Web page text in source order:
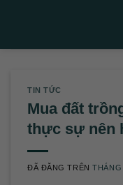
TIN TỨC
Mua đất
thực sự nên
ĐÃ ĐĂNG TRÊN